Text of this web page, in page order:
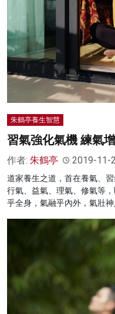
朱鶴亭養生智慧
習氣強化氣機 練氣
作者: 朱鶴亭 2019-11-
道家養生之道，首在養氣、
行氣、益氣、理氣、修氣等
乎全身，氣融乎內外，氣壯